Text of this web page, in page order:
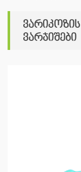
ვარჯიშები